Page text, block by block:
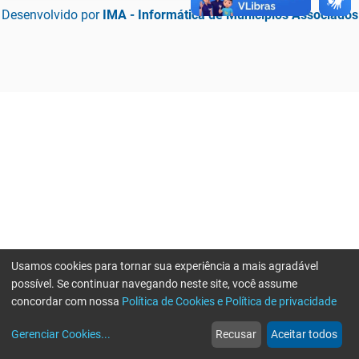
Desenvolvido por IMA - Informática de Municípios Associados
web
Notícias
more_horiz
Mais
Usamos cookies para tornar sua experiência a mais agradável
possível. Se continuar navegando neste site, você assume
concordar com nossa Política de Cookies e Política de privacidade
Gerenciar Cookies... Recusar Aceitar todos
Erro ao enviar informações, por favor tente novamente